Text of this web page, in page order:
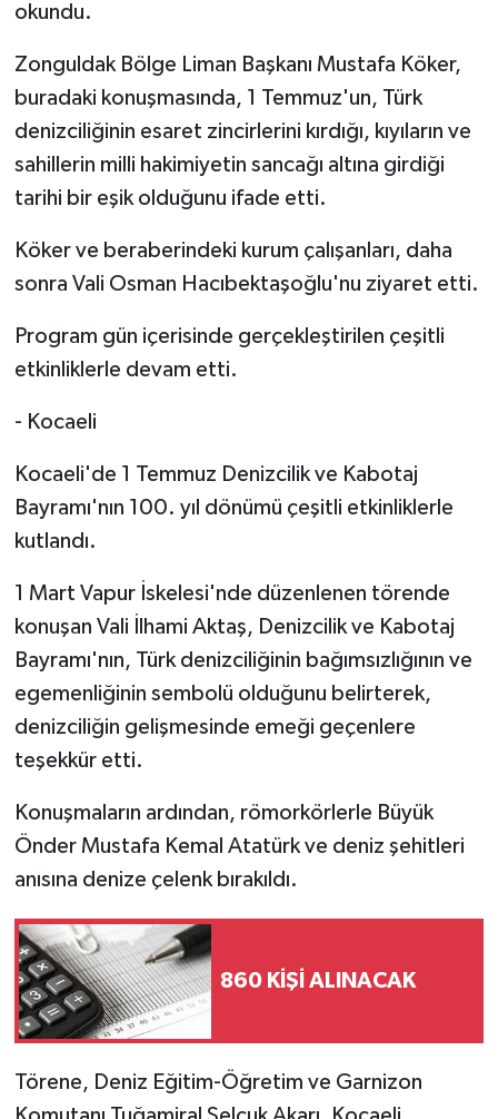
okundu.
Zonguldak Bölge Liman Başkanı Mustafa Köker,
buradaki konuşmasında, 1 Temmuz'un, Türk
denizciliğinin esaret zincirlerini kırdığı, kıyıların ve
sahillerin milli hakimiyetin sancağı altına girdiği
tarihi bir eşik olduğunu ifade etti.
Köker ve beraberindeki kurum çalışanları, daha
sonra Vali Osman Hacıbektaşoğlu'nu ziyaret etti.
Program gün içerisinde gerçekleştirilen çeşitli
etkinliklerle devam etti.
- Kocaeli
Kocaeli'de 1 Temmuz Denizcilik ve Kabotaj
Bayramı'nın 100. yıl dönümü çeşitli etkinliklerle
kutlandı.
1 Mart Vapur İskelesi'nde düzenlenen törende
konuşan Vali İlhami Aktaş, Denizcilik ve Kabotaj
Bayramı'nın, Türk denizciliğinin bağımsızlığının ve
egemenliğinin sembolü olduğunu belirterek,
denizciliğin gelişmesinde emeği geçenlere
teşekkür etti.
Konuşmaların ardından, römorkörlerle Büyük
Önder Mustafa Kemal Atatürk ve deniz şehitleri
anısına denize çelenk bırakıldı.
860 KİŞİ ALINACAK
Törene, Deniz Eğitim-Öğretim ve Garnizon